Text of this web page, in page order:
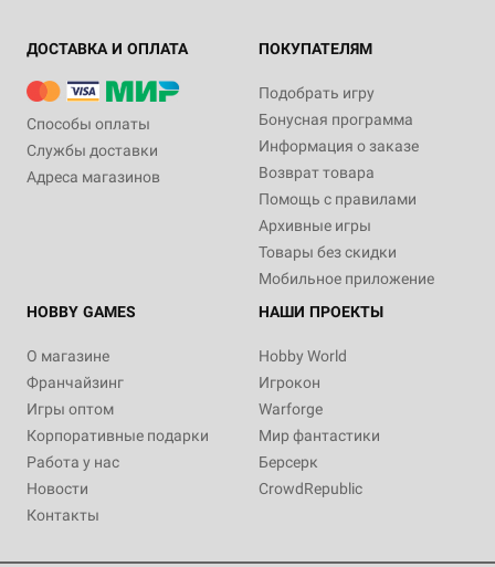
ДОСТАВКА И ОПЛАТА
Способы оплаты
Службы доставки
Адреса магазинов
ПОКУПАТЕЛЯМ
Подобрать игру
Бонусная программа
Информация о заказе
Возврат товара
Помощь с правилами
Архивные игры
Товары без скидки
Мобильное приложение
HOBBY GAMES
О магазине
Франчайзинг
Игры оптом
Корпоративные подарки
Работа у нас
Новости
Контакты
НАШИ ПРОЕКТЫ
Hobby World
Игрокон
Warforge
Мир фантастики
Берсерк
CrowdRepublic